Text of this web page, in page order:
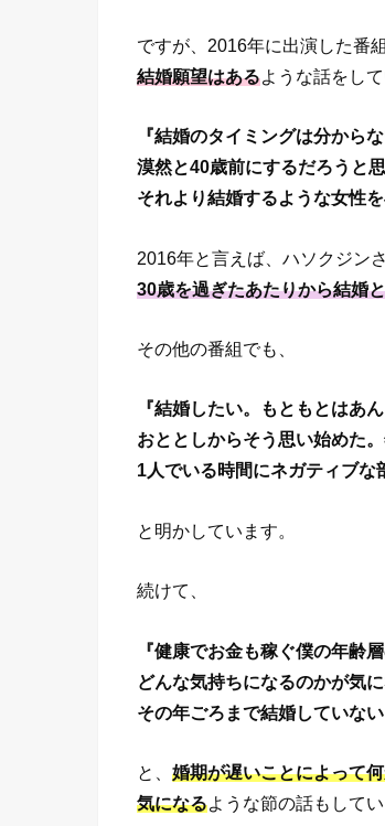
ですが、2016年に出演した番組
結婚願望はあるような話をして
『結婚のタイミングは分からな
漠然と40歳前にするだろうと思
それより結婚するような女性を
2016年と言えば、ハソクジン
30歳を過ぎたあたりから結婚
その他の番組でも、
『結婚したい。もともとはあ
おととしからそう思い始めた。
1人でいる時間にネガティブな
と明かしています。
続けて、
『健康でお金も稼ぐ僕の年齢
どんな気持ちになるのかが気に
その年ごろまで結婚していな
と、 婚期が遅いことによって
気になるような節の話もしてい